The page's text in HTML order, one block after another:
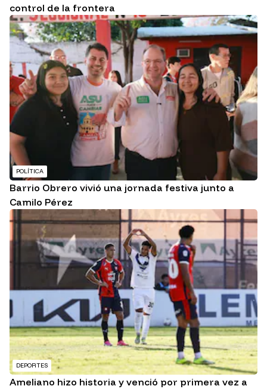
control de la frontera
POLÍTICA
Barrio Obrero vivió una jornada festiva junto a
Camilo Pérez
DEPORTES
Ameliano hizo historia y venció por primera vez a